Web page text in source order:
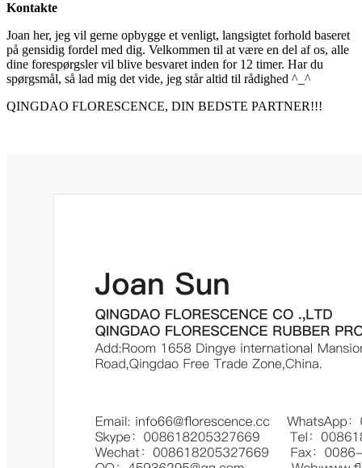
Kontakte
Joan her, jeg vil gerne opbygge et venligt, langsigtet forhold baseret
på gensidig fordel med dig. Velkommen til at være en del af os, alle
dine forespørgsler vil blive besvaret inden for 12 timer. Har du
spørgsmål, så lad mig det vide, jeg står altid til rådighed ^_^
QINGDAO FLORESCENCE, DIN BEDSTE PARTNER!!!